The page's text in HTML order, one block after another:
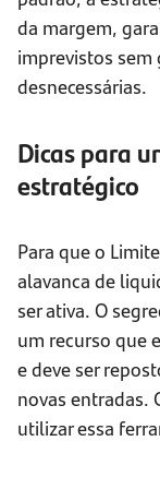
da margem,
imprevistos sem
desnecessárias.
Dicas para
estratégico
Para que o
alavanca de
ser ativa. O
um recurso que
e deve ser
novas entradas.
utilizar essa